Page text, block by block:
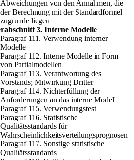
Abweichungen von den Annahmen, die
der Berechnung mit der Standardformel
zugrunde liegen
3. Interne Modelle
Paragraf 111. Verwendung interner
Modelle
Paragraf 112. Interne Modelle in Form
von Partialmodellen
Paragraf 113. Verantwortung des
Vorstands; Mitwirkung Dritter
Paragraf 114. Nichterfüllung der
Anforderungen an das interne Modell
Paragraf 115. Verwendungstest
Paragraf 116. Statistische
Qualitätsstandards für
Wahrscheinlichkeitsverteilungsprognosen
Paragraf 117. Sonstige statistische
Qualitätsstandards